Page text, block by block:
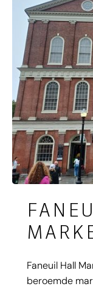
ongekend
uiteenlopende
historische
aanrader, en
Summer
Faneuil Hall
beroemde